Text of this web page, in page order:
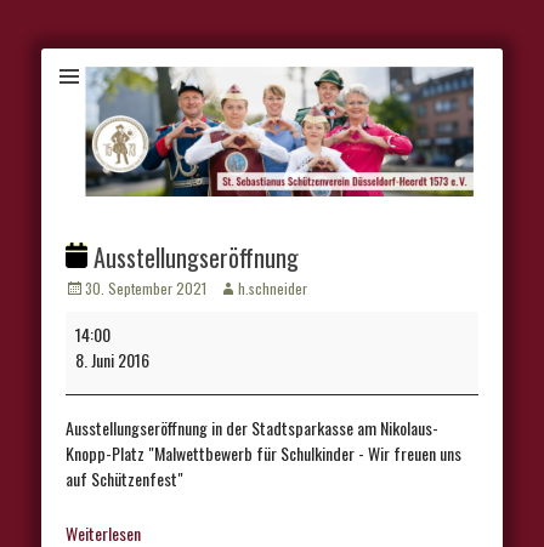
Ausstellungseröffnung
Veröffentlicht
30. September 2021 Autorh.schneider
Ausstellungseröffnung
14:00
8. Juni 2016
Ausstellungseröffnung in der Stadtsparkasse am Nikolaus-
Knopp-Platz "Malwettbewerb für Schulkinder - Wir freuen uns
auf Schützenfest"
Weiterlesen